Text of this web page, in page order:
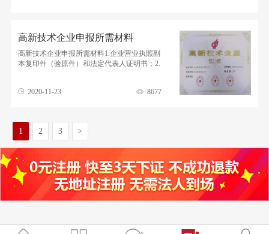
高新技术企业申报所需材料
高新技术企业申报所需材料1.企业营业执照副
本复印件（验原件）和法定代表人证明书；2.
2020-11-23
8677
1 2 3 >